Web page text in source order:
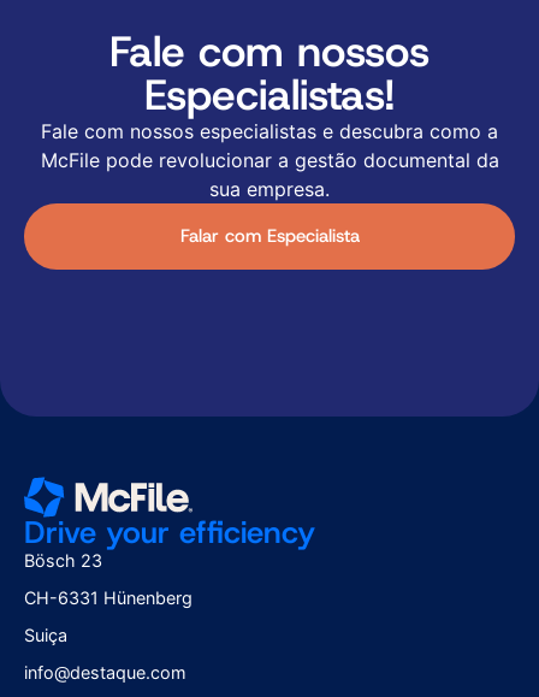
Fale com nossos
Especialistas!
Fale com nossos especialistas e descubra como a
McFile pode revolucionar a gestão documental da
sua empresa.
Falar com Especialista
Drive your efficiency
Bösch 23
CH-6331 Hünenberg
Suiça
info@destaque.com